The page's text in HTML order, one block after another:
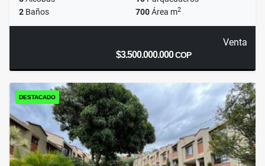
2 Baños 700Área m2
Venta
$3.500.000.000COP
DESTACADO